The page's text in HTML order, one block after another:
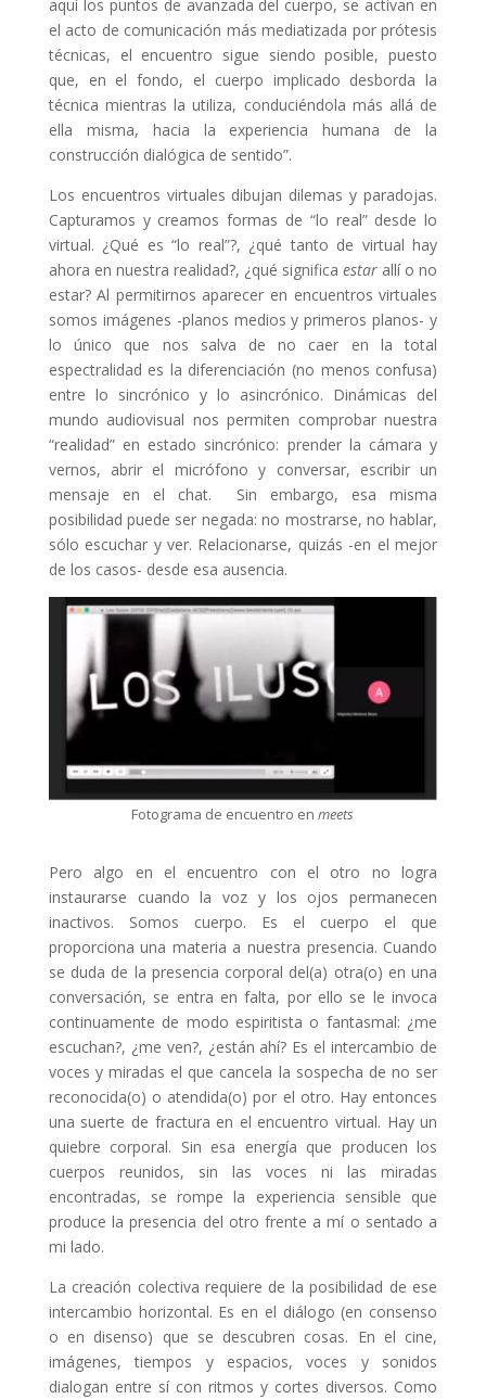
aquí los puntos de avanzada del cuerpo, se activan en
el acto de comunicación más mediatizada por prótesis
técnicas, el encuentro sigue siendo posible, puesto
que, en el fondo, el cuerpo implicado desborda la
técnica mientras la utiliza, conduciéndola más allá de
ella misma, hacia la experiencia humana de la
construcción dialógica de sentido”.
Los encuentros virtuales dibujan dilemas y paradojas.
Capturamos y creamos formas de “lo real” desde lo
virtual. ¿Qué es “lo real”?, ¿qué tanto de virtual hay
ahora en nuestra realidad?, ¿qué significaestar allí o no
estar? Al permitirnos aparecer en encuentros virtuales
somos imágenes -planos medios y primeros planos- y
lo único que nos salva de no caer en la total
espectralidad es la diferenciación (no menos confusa)
entre lo sincrónico y lo asincrónico. Dinámicas del
mundo audiovisual nos permiten comprobar nuestra
“realidad” en estado sincrónico: prender la cámara y
vernos, abrir el micrófono y conversar, escribir un
mensaje en el chat. Sin embargo, esa misma
posibilidad puede ser negada: no mostrarse, no hablar,
sólo escuchar y ver. Relacionarse, quizás -en el mejor
de los casos- desde esa ausencia.
Fotograma de encuentro en meets
Pero algo en el encuentro con el otro no logra
instaurarse cuando la voz y los ojos permanecen
inactivos. Somos cuerpo. Es el cuerpo el que
proporciona una materia a nuestra presencia. Cuando
se duda de la presencia corporal del(a) otra(o) en una
conversación, se entra en falta, por ello se le invoca
continuamente de modo espiritista o fantasmal: ¿me
escuchan?, ¿me ven?, ¿están ahí? Es el intercambio de
voces y miradas el que cancela la sospecha de no ser
reconocida(o) o atendida(o) por el otro. Hay entonces
una suerte de fractura en el encuentro virtual. Hay un
quiebre corporal. Sin esa energía que producen los
cuerpos reunidos, sin las voces ni las miradas
encontradas, se rompe la experiencia sensible que
produce la presencia del otro frente a mí o sentado a
mi lado.
La creación colectiva requiere de la posibilidad de ese
intercambio horizontal. Es en el diálogo (en consenso
o en disenso) que se descubren cosas. En el cine,
imágenes, tiempos y espacios, voces y sonidos
dialogan entre sí con ritmos y cortes diversos. Como